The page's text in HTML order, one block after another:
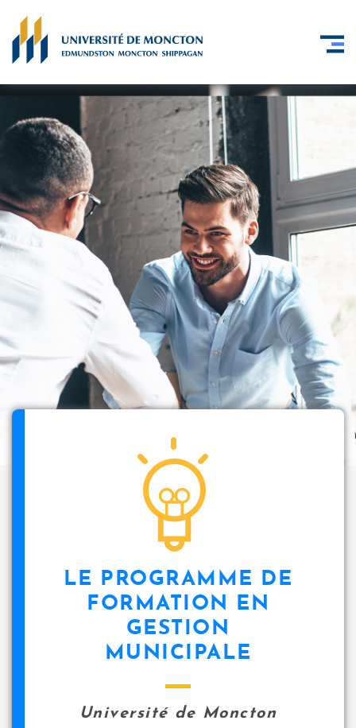
LE PROGRAMME DE
FORMATION EN
GESTION
MUNICIPALE
Université de Moncton